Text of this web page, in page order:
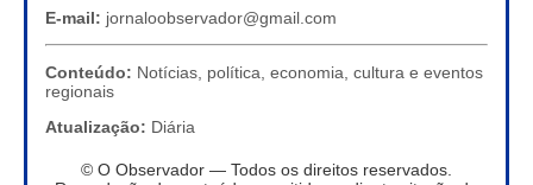
E-mail: jornaloobservador@gmail.com
Conteúdo: Notícias, política, economia, cultura e eventos
regionais
Atualização: Diária
© O Observador — Todos os direitos reservados.